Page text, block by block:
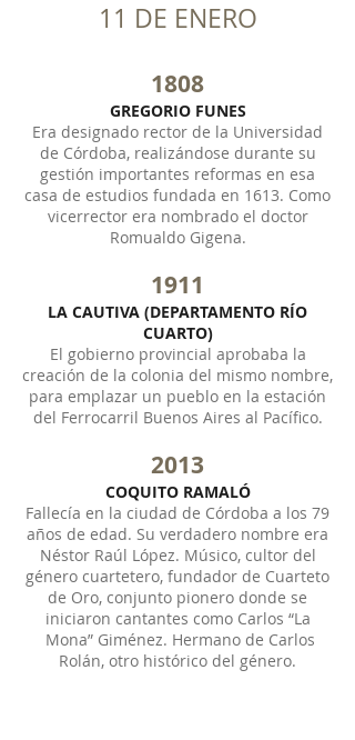
11 DE ENERO
1808
GREGORIO FUNES
Era designado rector de la Universidad
de Córdoba, realizándose durante su
gestión importantes reformas en esa
casa de estudios fundada en 1613. Como
vicerrector era nombrado el doctor
Romualdo Gigena.
1911
LA CAUTIVA (DEPARTAMENTO RÍO
CUARTO)
El gobierno provincial aprobaba la
creación de la colonia del mismo nombre,
para emplazar un pueblo en la estación
del Ferrocarril Buenos Aires al Pacífico.
2013
COQUITO RAMALÓ
Fallecía en la ciudad de Córdoba a los 79
años de edad. Su verdadero nombre era
Néstor Raúl López. Músico, cultor del
género cuartetero, fundador de Cuarteto
de Oro, conjunto pionero donde se
iniciaron cantantes como Carlos “La
Mona” Giménez. Hermano de Carlos
Rolán, otro histórico del género.